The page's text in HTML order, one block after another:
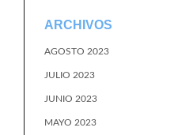
ARCHIVOS
AGOSTO 2023
JULIO 2023
JUNIO 2023
MAYO 2023